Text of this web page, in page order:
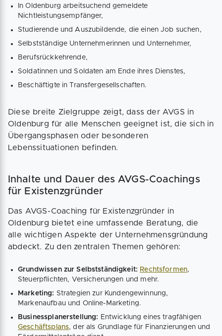
In Oldenburg arbeitsuchend gemeldete
Nichtleistungsempfänger,
Studierende und Auszubildende, die einen Job suchen,
Selbstständige Unternehmerinnen und Unternehmer,
Berufsrückkehrende,
Soldatinnen und Soldaten am Ende ihres Dienstes,
Beschäftigte in Transfergesellschaften.
Diese breite Zielgruppe zeigt, dass der AVGS in
Oldenburg für alle Menschen geeignet ist, die sich in
Übergangsphasen oder besonderen
Lebenssituationen befinden.
Inhalte und Dauer des AVGS-Coachings
für Existenzgründer
Das AVGS-Coaching für Existenzgründer in
Oldenburg bietet eine umfassende Beratung, die
alle wichtigen Aspekte der Unternehmensgründung
abdeckt. Zu den zentralen Themen gehören:
Grundwissen zur Selbstständigkeit: Rechtsformen,
Steuerpflichten, Versicherungen und mehr.
Marketing: Strategien zur Kundengewinnung,
Markenaufbau und Online-Marketing.
Businessplanerstellung: Entwicklung eines tragfähigen
Geschäftsplans, der als Grundlage für Finanzierungen und